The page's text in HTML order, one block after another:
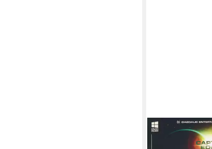
DAEDALIC
The Long